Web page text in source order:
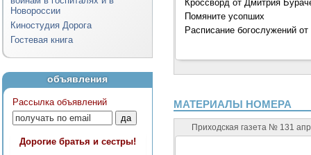
Новороссии
Киностудия Дорога
Гостевая книга
объявления
Рассылка объявлений
Дорогие братья и сестры!
Кроссворд от Дмитрия
Помяните усопших
Расписание богослужений
МАТЕРИАЛЫ НОМЕРА
Приходская газета № 131